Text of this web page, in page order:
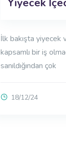
Yiyecek
İlk bakışta yiyecek
kapsamlı bir iş
sanıldığından çok
18/12/24